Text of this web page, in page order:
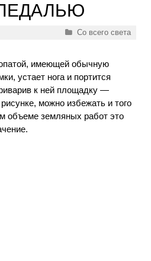
Рубрики
Со всего света
имеющей обычную
устает нога и портится
к ней площадку —
можно избежать и того
объеме земляных работ это